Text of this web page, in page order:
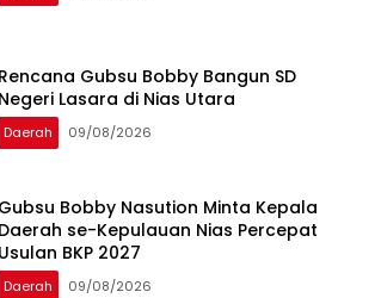
Rencana Gubsu Bobby Bangun SD
Negeri Lasara di Nias Utara
Daerah 09/08/2026
Gubsu Bobby Nasution Minta Kepala
Daerah se-Kepulauan Nias Percepat
Usulan BKP 2027
Daerah 09/08/2026